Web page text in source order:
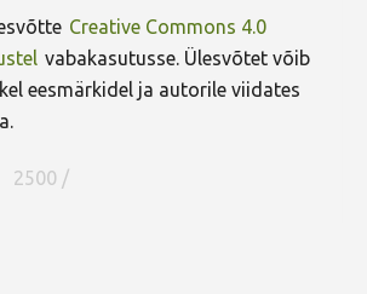
Creative Commons 4.0
vabakasutusse. Ülesvõtet võib
eesmärkidel ja autorile viidates
2500 /